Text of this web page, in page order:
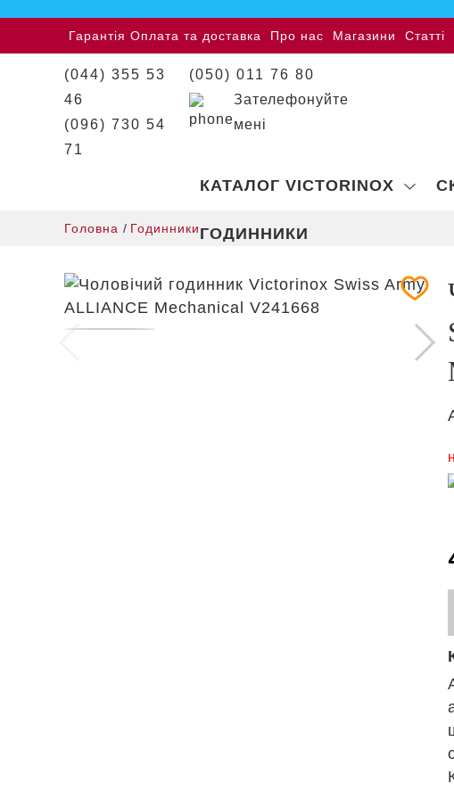
Гарантія Оплата та доставка Про нас Магазини Статті
(044) 355 53
46
(096) 730 54
71
(050) 011 76 80
Зателефонуйте
мені
КАТАЛОГ VICTORINOX
ГОДИННИКИ
Головна / Годинники